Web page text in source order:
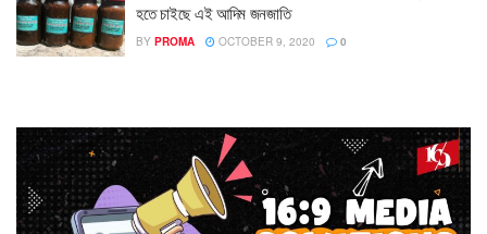
হতে চাইছে এই আদিম জনজাতি
BY PROMA OCTOBER 9, 2020 0